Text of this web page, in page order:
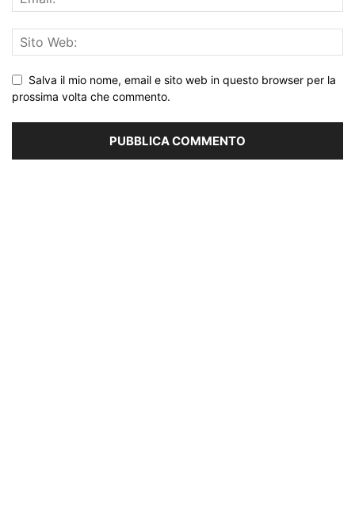
Salva il mio nome, email e sito web in questo browser per la
prossima volta che commento.